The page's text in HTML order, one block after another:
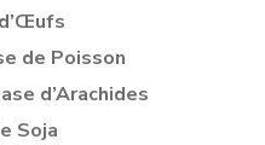
de Poisson
d’Arachides
Soja